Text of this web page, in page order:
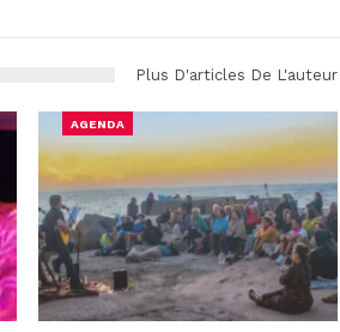
Plus D'articles De L'auteur
AGENDA